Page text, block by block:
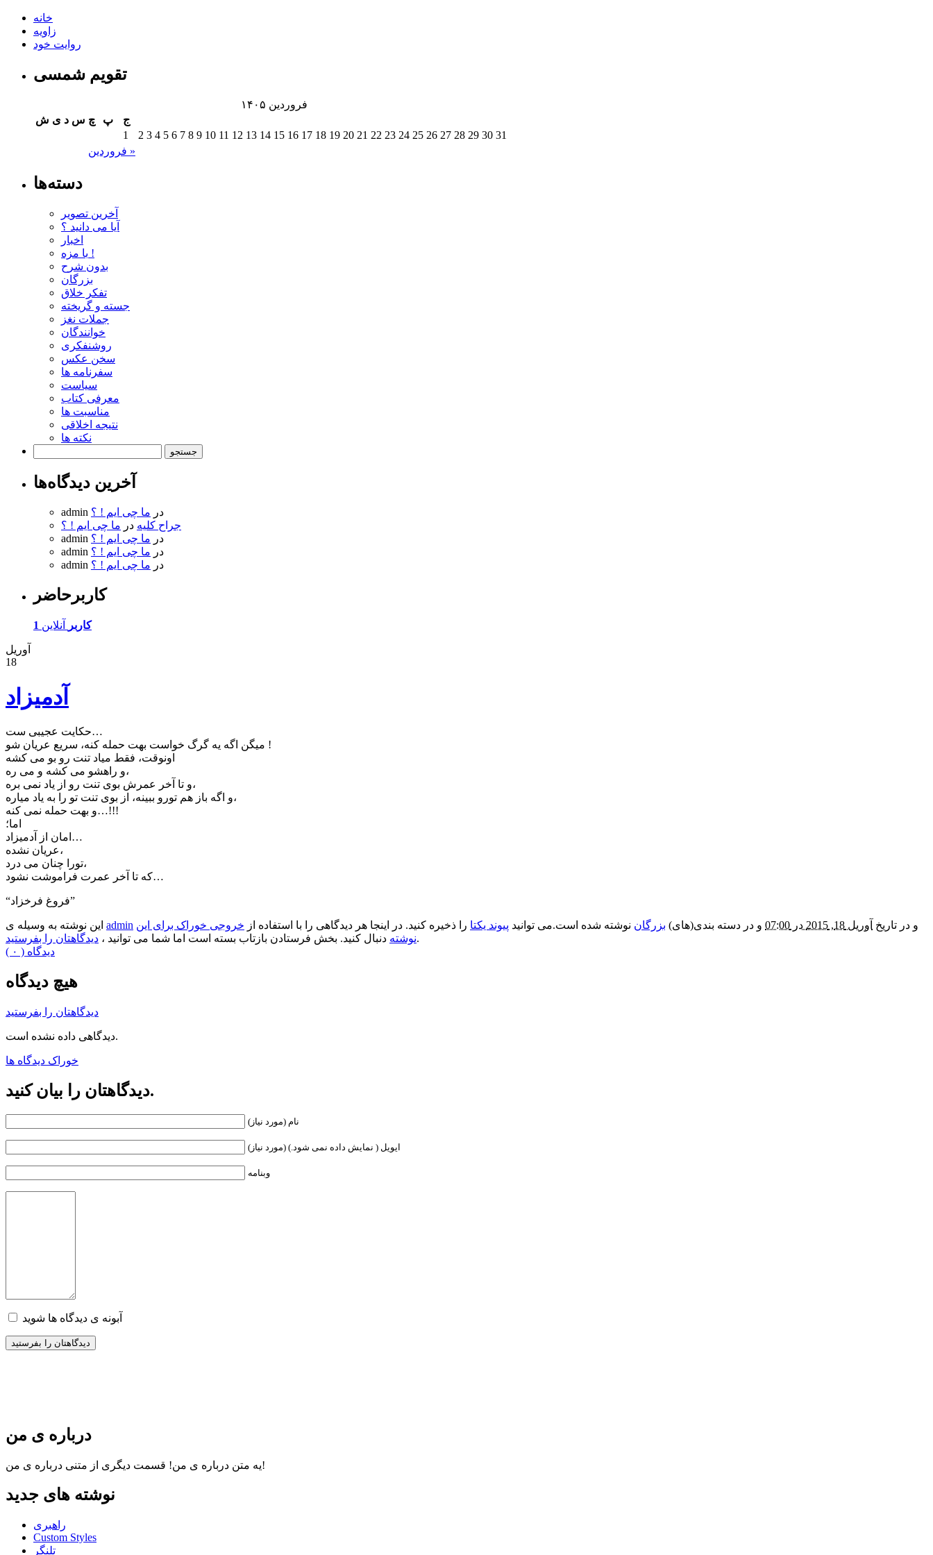
خانه
زاویه
روایت خود
تقویم شمسی
فروردین ۱۴۰۵
ش ی د س چ پ ج
فروردین »
1 2 3 4 5 6 7 8 9 10 11 12 13 14 15 16 17 18 19 20 21 22 23 24 25 26 27 28 29 30 31
دسته‌ها
آخرین تصویر
آیا می دانید ؟
اخبار
با مزه !
بدون شرح
بزرگان
تفکر خلاق
جسته و گریخته
جملات نغز
خوانندگان
روشنفکری
سخن عکس
سفرنامه ها
سیاست
معرفی کتاب
مناسبت ها
نتیجه اخلاقی
نکته ها
آخرین دیدگاه‌ها
admin در ما چی ایم ! ؟
جراح کلیه در ما چی ایم ! ؟
admin
در ما چی ایم ! ؟
admin
در ما چی ایم ! ؟
admin
در ما چی ایم ! ؟
کاربرحاضر
1 کاربر آنلاین
آوریل
18
آدمیزاد
ﺣﮑﺎﯾﺖ ﻋﺠﯿﺒﯽ ﺳﺖ…
ﻣﯿﮕﻦ ﺍﮔﻪ ﯾﻪ ﮔﺮﮒ ﺧﻮﺍﺳﺖ ﺑﻬﺖ ﺣﻤﻠﻪ ﮐﻨﻪ، ﺳﺮﯾﻊ ﻋﺮﯾﺎﻥ ﺷﻮ !
ﺍﻭﻧﻮﻗﺖ، ﻓﻘﻂ ﻣﯿﺎﺩ ﺗﻨﺖ ﺭﻭ ﺑﻮ می کشه
ﻭ ﺭﺍﻫﺸﻮ می کشه ﻭ می ره،
ﻭ ﺗﺎ ﺁﺧﺮ ﻋﻤﺮﺵ بوﯼ ﺗﻨﺖ ﺭﻭ ﺍﺯ ﯾﺎﺩ ﻧﻤﯽ ﺑﺮﻩ،
ﻭ ﺍﮔﻪ ﺑﺎﺯ ﻫﻢ ﺗﻮﺭﻭ ﺑﺒﯿﻨﻪ، ﺍﺯ ﺑﻮﯼ ﺗﻨﺖ ﺗﻮ ﺭﺍ ﺑﻪ ﯾﺎﺩ ﻣﯿﺎﺭﻩ،
ﻭ ﺑﻬﺖ ﺣﻤﻠﻪ نمی کنه…!!!
ﺍﻣﺎ؛
ﺍﻣﺎﻥ ﺍﺯ ﺁﺩﻣﯿﺰﺍﺩ…
ﻋﺮﯾﺎﻥ ﻧﺸﺪﻩ،
ﺗﻮﺭﺍ ﭼﻨﺎﻥ ﻣﯽ ﺩﺭﺩ،
ﮐﻪ ﺗﺎ ﺁﺧﺮ ﻋﻤﺮﺕ ﻓﺮﺍﻣﻮﺷﺖ ﻧﺸﻮﺩ…
“ﻓﺮﻭﻍ ﻓﺮﺧﺰﺍﺩ”
admin و در تاریخ آوریل 18, 2015 در 07:00 و در دسته بندی(های) بزرگان نوشته شده است.می توانید پیوند یکتا را ذخیره کنید. در اینجا هر دیدگاهی را با استفاده از خروجی خوراک برای این
نوشته دنبال کنید. بخش فرستادن بازتاب بسته است اما شما می توانید ، دیدگاهتان را بفرستید
.
( ۰ ) دیدگاه
هیچ دیدگاه
دیدگاهتان را بفرستید
دیدگاهی داده نشده است.
خوراک دیدگاه ها
دیدگاهتان را بیان کنید.
نام (مورد نیاز)
ایویل ( نمایش داده نمی شود.) (مورد نیاز)
وبنامه
آبونه ی دیدگاه ها شوید
درباره ی من
یه متن درباره ی من!قسمت دیگری از متنی درباره ی من!
نوشته های جدید
راهبری
Custom Styles
تلنگر